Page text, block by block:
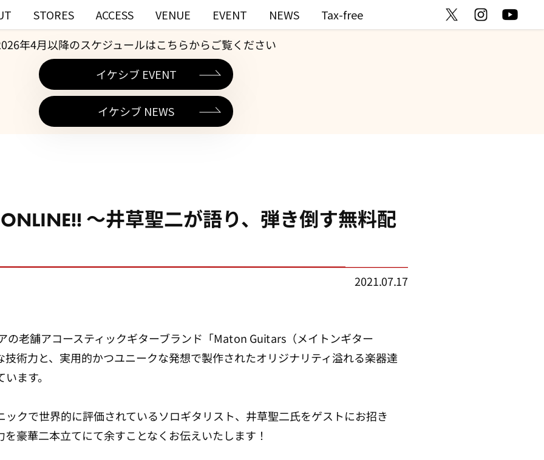
STORES ACCESS VENUE EVENT NEWS Tax-free
年4月以降のスケジュールはこちらからご覧ください
イケシブ EVENT
イケシブ NEWS
～井草聖二が語り、弾き倒す無料配
2021.07.17
の老舗アコースティックギターブランド「Maton Guitars（メイトンギター
術力と、実用的かつユニークな発想で製作されたオリジナリティ溢れる楽器達
ます。
クで世界的に評価されているソロギタリスト、井草聖二氏をゲストにお招き
豪華二本立てにて余すことなくお伝えいたします！